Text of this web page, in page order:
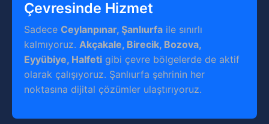
Çevresinde Hizmet
Sadece Ceylanpınar, Şanlıurfa ile sınırlı
kalmıyoruz. Akçakale, Birecik, Bozova,
Eyyübiye, Halfeti gibi çevre bölgelerde de aktif
olarak çalışıyoruz. Şanlıurfa şehrinin her
noktasına dijital çözümler ulaştırıyoruz.